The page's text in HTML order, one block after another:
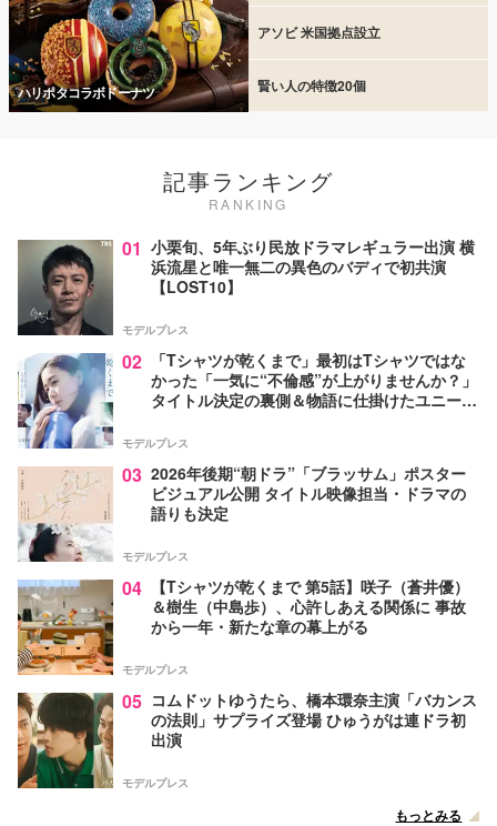
ハリポタコラボドーナツ
アソビ 米国拠点設立
賢い人の特徴20個
記事ランキング
RANKING
01 小栗旬、5年ぶり民放ドラマレギュラー出演 横
浜流星と唯一無二の異色のバディで初共演
【LOST10】
モデルプレス
02
「Tシャツが乾くまで」最初はTシャツではな
かった「一気に“不倫感”が上がりませんか？」
タイトル決定の裏側＆物語に仕掛けたユニーク
モデルプレス
03 2026年後期“朝ドラ”「ブラッサム」ポスター
ビジュアル公開 タイトル映像担当・ドラマの
語りも決定
モデルプレス
04
【Tシャツが乾くまで 第5話】咲子（蒼井優）
＆樹生（中島歩）、心許しあえる関係に 事故
から一年・新たな章の幕上がる
モデルプレス
05 コムドットゆうたら、橋本環奈主演「バカンス
の法則」サプライズ登場 ひゅうがは連ドラ初
出演
モデルプレス
もっとみる